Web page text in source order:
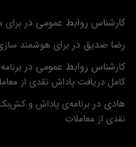
کارشناس روابط عمومی در برای
رضا صدیق در برای هوشمند
کارشناس روابط عمومی در
کامل دریافت پاداش نقدی از
هادی در برنامه‌ی پاداش و
نقدی از معاملات